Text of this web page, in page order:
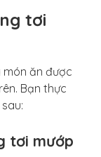
tơi
món ăn được
Bạn thực
tơi mướp